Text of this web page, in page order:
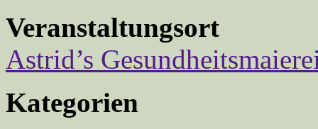
Veranstaltungsort
Astrid’s
Kategorien